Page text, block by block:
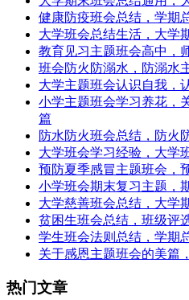
健康防疫班会总结，学期
大学班会总结生活，大学
教育见习主题班会高中，
班会防火防溺水，防溺水
大学主题班会认识自我，
小学主题班会学习养花，
篇
防水防火班会总结，防火
大学班会学习经验，大学
预防夏季感冒主题班会，
小学班会期末复习主题，
大学慈善班会总结，大学
贫困生班会总结，班级评
学生班会法则总结，学期
关于感恩主题班会的美篇
热门文章